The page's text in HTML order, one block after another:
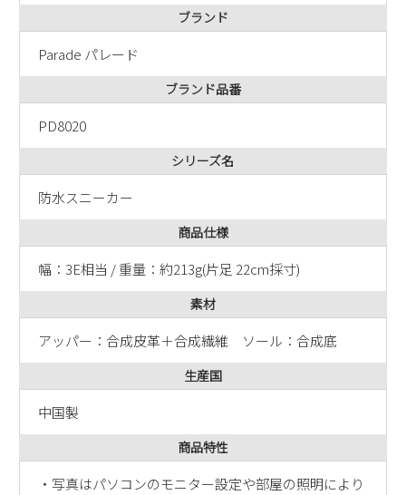
新規会員登録
プライバシーポリシー
特定商取引法に基づく表示
お問い合わせ
ブランド
Parade パレード
ブランド品番
PD8020
シリーズ名
防水スニーカー
商品仕様
幅：3E相当 / 重量：約213g(片足 22cm採寸)
素材
アッパー：合成皮革＋合成繊維 ソール：合成底
生産国
中国製
商品特性
・写真はパソコンのモニター設定や部屋の照明により